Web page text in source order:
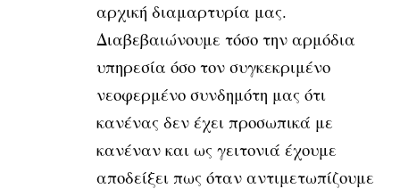
αρχική διαμαρτυρία μας.
Διαβεβαιώνουμε τόσο την αρμόδια
υπηρεσία όσο τον συγκεκριμένο
νεοφερμένο συνδημότη μας ότι
κανένας δεν έχει προσωπικά με
κανέναν και ως γειτονιά έχουμε
αποδείξει πως όταν αντιμετωπίζουμε